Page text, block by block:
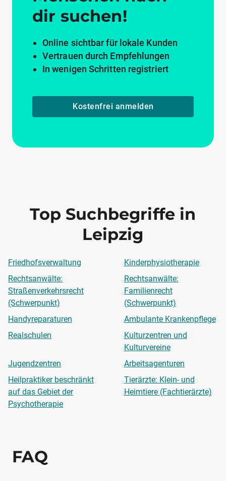
dir suchen!
Online sichtbar für lokale Kunden
Vertrauen durch Empfehlungen
In wenigen Schritten registriert
Kostenfrei anmelden
Top Suchbegriffe in
Leipzig
Friedhofsverwaltung
Kinderphysiotherapie
Rechtsanwälte:
Straßenverkehrsrecht
(Schwerpunkt)
Rechtsanwälte:
Familienrecht
(Schwerpunkt)
Handyreparaturen
Ambulante Krankenpflege
Realschulen
Kulturzentren und
Kulturvereine
Jugendzentren
Arbeitsagenturen
Heilpraktiker beschränkt
auf das Gebiet der
Psychotherapie
Tierärzte: Klein- und
Heimtiere (Fachtierärzte)
FAQ